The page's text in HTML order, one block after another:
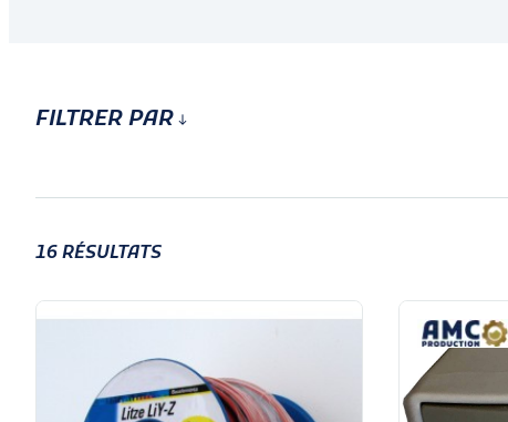
FILTRER PAR
16 RÉSULTATS